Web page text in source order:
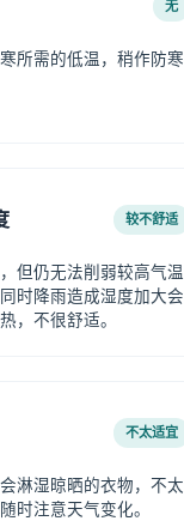
无
所需的低温，稍作防寒
较不舒适
但仍无法削弱较高气温
时降雨造成湿度加大会
，不很舒适。
不太适宜
淋湿晾晒的衣物，不太
时注意天气变化。